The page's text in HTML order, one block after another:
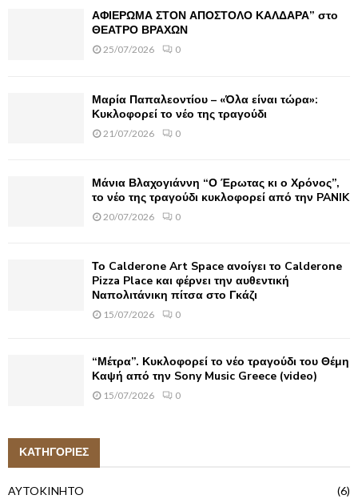
A
ΑΦΙΕΡΩΜΑ ΣΤΟΝ ΑΠΟΣΤΟΛΟ ΚΑΛΔΑΡΑ” στο
ΘΕΑΤΡΟ ΒΡΑΧΩΝ
25/07/2026 0
Μαρία Παπαλεοντίου – «Όλα είναι τώρα»:
Κυκλοφορεί το νέο της τραγούδι
21/07/2026 0
Μάνια Βλαχογιάννη “Ο Έρωτας κι ο Χρόνος”,
το νέο της τραγούδι κυκλοφορεί από την PANIK
20/07/2026 0
Το Calderone Art Space ανοίγει το Calderone
Pizza Place και φέρνει την αυθεντική
Ναπολιτάνικη πίτσα στο Γκάζι
15/07/2026 0
“Μέτρα”. Κυκλοφορεί το νέο τραγούδι του Θέμη
Καψή από την Sony Music Greece (video)
15/07/2026 0
ΚΑΤΗΓΟΡΙΕΣ
AYTOKINHTO
(6)